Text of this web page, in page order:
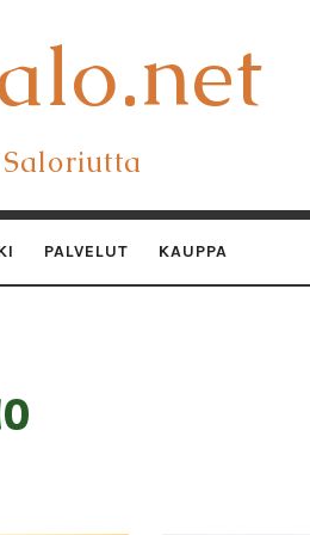
PALVELUT KAUPPA